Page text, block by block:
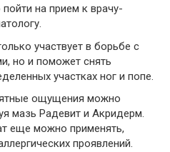
на прием к врачу-
участвует в борьбе с
но и поможет снять
участках ног и попе.
ощущения можно
мазь Радевит и Акридерм.
еще можно применять,
проявлений.